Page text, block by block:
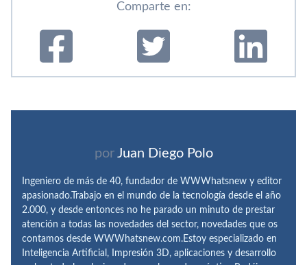
Comparte en:
por Juan Diego Polo
Ingeniero de más de 40, fundador de WWWhatsnew y editor
apasionado.Trabajo en el mundo de la tecnología desde el año
2.000, y desde entonces no he parado un minuto de prestar
atención a todas las novedades del sector, novedades que os
contamos desde WWWhatsnew.com.Estoy especializado en
Inteligencia Artificial, Impresión 3D, aplicaciones y desarrollo